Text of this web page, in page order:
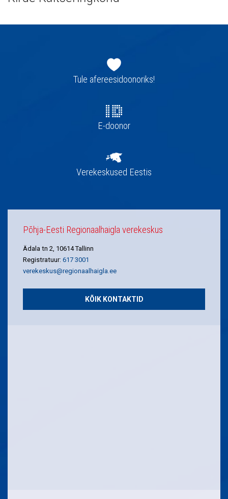
navigatsioonTule afereesidoonoriks!
E-doonor
Verekeskused Eestis
Põhja-Eesti Regionaalhaigla verekeskus
Ädala tn 2, 10614 Tallinn
Registratuur: 617 3001
verekeskus@regionaalhaigla.ee
KÕIK KONTAKTID